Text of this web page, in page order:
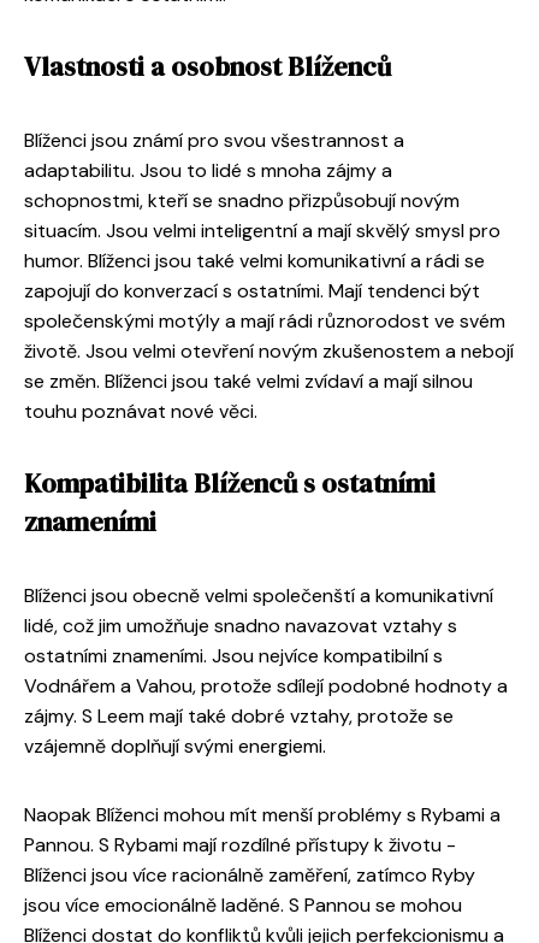
Vlastnosti a osobnost Blíženců
Blíženci jsou známí pro svou všestrannost a
adaptabilitu. Jsou to lidé s mnoha zájmy a
schopnostmi, kteří se snadno přizpůsobují novým
situacím. Jsou velmi inteligentní a mají skvělý smysl pro
humor. Blíženci jsou také velmi komunikativní a rádi se
zapojují do konverzací s ostatními. Mají tendenci být
společenskými motýly a mají rádi různorodost ve svém
životě. Jsou velmi otevření novým zkušenostem a nebojí
se změn. Blíženci jsou také velmi zvídaví a mají silnou
touhu poznávat nové věci.
Kompatibilita Blíženců s ostatními
znameními
Blíženci jsou obecně velmi společenští a komunikativní
lidé, což jim umožňuje snadno navazovat vztahy s
ostatními znameními. Jsou nejvíce kompatibilní s
Vodnářem a Vahou, protože sdílejí podobné hodnoty a
zájmy. S Leem mají také dobré vztahy, protože se
vzájemně doplňují svými energiemi.
Naopak Blíženci mohou mít menší problémy s Rybami a
Pannou. S Rybami mají rozdílné přístupy k životu -
Blíženci jsou více racionálně zaměření, zatímco Ryby
jsou více emocionálně laděné. S Pannou se mohou
Blíženci dostat do konfliktů kvůli jejich perfekcionismu a